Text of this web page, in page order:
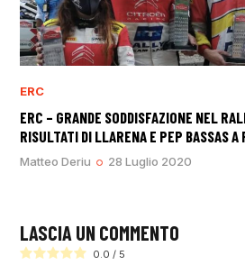
ERC
ERC – GRANDE SODDISFAZIONE NEL
RISULTATI DI LLARENA E PEP BASSAS A
Matteo Deriu 28 Luglio 2020
LASCIA UN COMMENTO
0.0 / 5